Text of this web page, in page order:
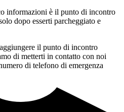
informazioni è il punto di incontro
dopo esserti parcheggiato e
il punto di incontro
di metterti in contatto con noi
di telefono di emergenza